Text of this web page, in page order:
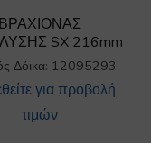
ΒΡΑΧΙΟΝΑΣ
SX 216mm
Δόικα: 12095293
για προβολή
τιμών